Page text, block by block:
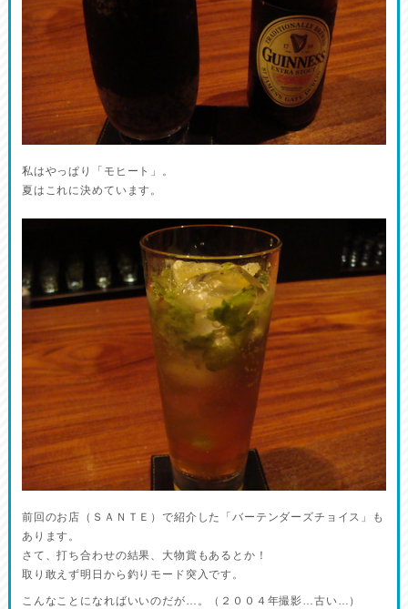
私はやっぱり「モヒート」。
夏はこれに決めています。
前回のお店（ＳＡＮＴＥ）で紹介した「バーテンダーズチョイス」も
あります。
さて、打ち合わせの結果、大物賞もあるとか！
取り敢えず明日から釣りモード突入です。
こんなことになればいいのだが…。（２００４年撮影…古い…）